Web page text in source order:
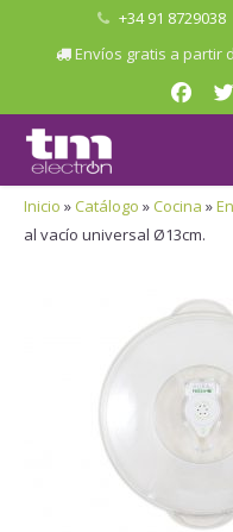
+34 91 8729038
Envíos gratis a partir
Inicio » Catálogo » Cocina »
al vacío universal Ø13cm.